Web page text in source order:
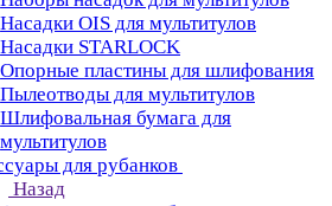
Насадки OIS для мультитулов
Насадки STARLOCK
Опорные пластины для шлифования
Пылеотводы для мультитулов
Шлифовальная бумага для
мультитулов
для рубанков
Назад